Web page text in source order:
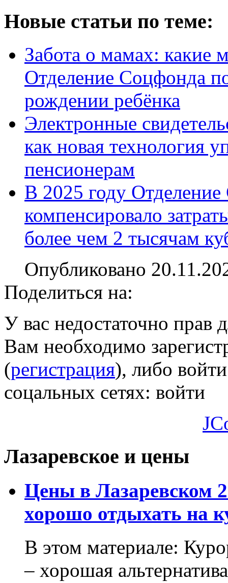
Новые статьи по теме:
Забота о мамах: какие
Отделение Соцфонда
рождении ребёнка
Электронные
как новая технология
пенсионерам
В 2025 году
компенсировало
более чем 2 тысячам
Опубликовано
Поделиться на:
У вас недостаточно прав
Вам необходимо
(регистрация), либо
соцальных сетях: войти
Лазаревское и цены
Цены в Лазаревском
хорошо отдыхать на
В этом материале:
– хорошая